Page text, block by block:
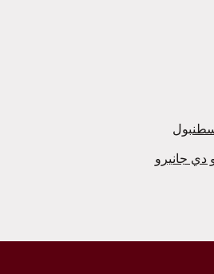
دي جانيرو